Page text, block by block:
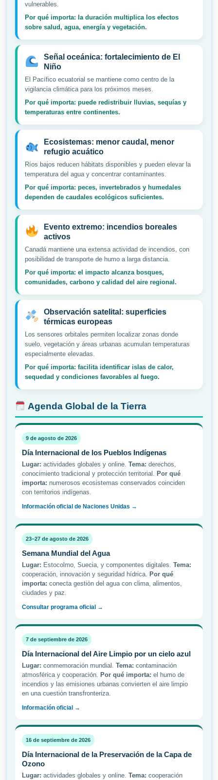
vulnerables.
Por qué importa: la duración multiplica los efectos
sobre salud, agua, energía y vegetación.
Señal oceánica: fortalecimiento de El
Niño
El Pacífico ecuatorial se mantiene como centro de la
vigilancia climática para los próximos meses.
Por qué importa: puede redistribuir lluvias, sequías y
temperaturas entre continentes.
Ecosistemas: menor caudal, menor
refugio acuático
Ríos bajos reducen hábitats disponibles y pueden elevar la
temperatura del agua y concentrar contaminantes.
Por qué importa: peces, invertebrados y humedales
dependen de caudales ecológicos suficientes.
Evento extremo: incendios boreales
activos
Canadá mantiene una extensa actividad de incendios, con
posibilidad de transporte de humo a larga distancia.
Por qué importa: el impacto alcanza bosques,
comunidades, carbono y calidad del aire regional.
Observación satelital: superficies
térmicas europeas
Los sensores orbitales permiten localizar zonas donde
suelo, vegetación y áreas urbanas acumulan temperaturas
especialmente elevadas.
Por qué importa: facilita identificar islas de calor,
sequedad y condiciones favorables al fuego.
Agenda Global de la Tierra
9 de agosto de 2026
Día Internacional de los Pueblos Indígenas
Lugar: actividades globales y online. Tema: derechos,
conocimiento tradicional y protección territorial. Por qué
importa: numerosos ecosistemas conservados coinciden
con territorios indígenas.
Información oficial de Naciones Unidas →
23–27 de agosto de 2026
Semana Mundial del Agua
Lugar: Estocolmo, Suecia, y componentes digitales. Tema:
cooperación, innovación y seguridad hídrica. Por qué
importa: conecta gestión del agua con clima, alimentos,
ciudades y paz.
Consultar programa oficial →
7 de septiembre de 2026
Día Internacional del Aire Limpio por un cielo azul
Lugar: conmemoración mundial. Tema: contaminación
atmosférica y cooperación. Por qué importa: el humo de
incendios y las emisiones urbanas convierten el aire limpio
en una cuestión transfronteriza.
Información oficial →
16 de septiembre de 2026
Día Internacional de la Preservación de la Capa de
Ozono
Lugar: actividades globales y online. Tema: cooperación